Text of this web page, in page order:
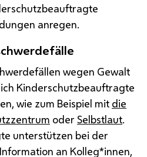
anregen.
wegen Gewalt
Kinderschutzbeauftragte
wie zum Beispiel mit die
oder Selbstlaut.
unterstützen bei der
an Kolleg*innen,